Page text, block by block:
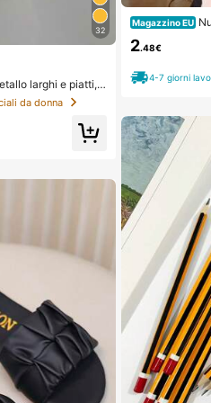
32
larghi e piatti, s
quotidiano, feste,
da donna
Magazzino EU
con trama
frangia,
donna,
za, accessori
alore,
2.48€
4-7 giorni